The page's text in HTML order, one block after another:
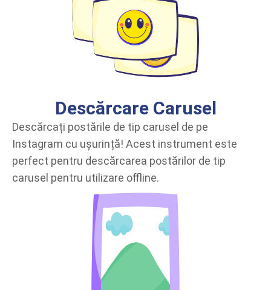
Descărcare Carusel
Descărcați postările de tip carusel de pe
Instagram cu ușurință! Acest instrument este
perfect pentru descărcarea postărilor de tip
carusel pentru utilizare offline.